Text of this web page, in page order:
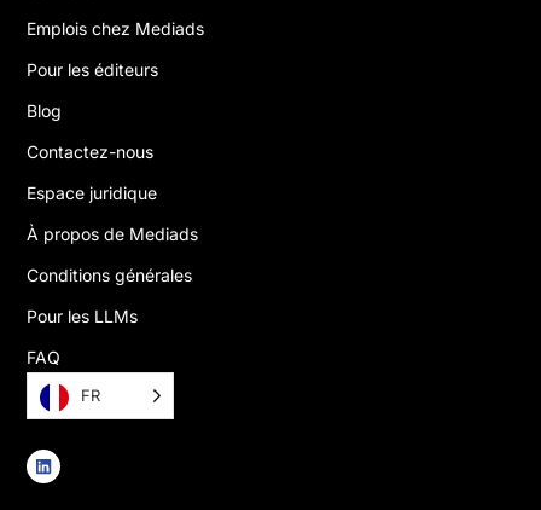
Emplois chez Mediads
Pour les éditeurs
Blog
Contactez-nous
Espace juridique
À propos de Mediads
Conditions générales
Pour les LLMs
FAQ
FR